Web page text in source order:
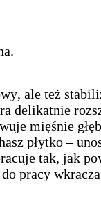
ale też
delikatnie
mięśnie
płytko –
tak, jak
pracy